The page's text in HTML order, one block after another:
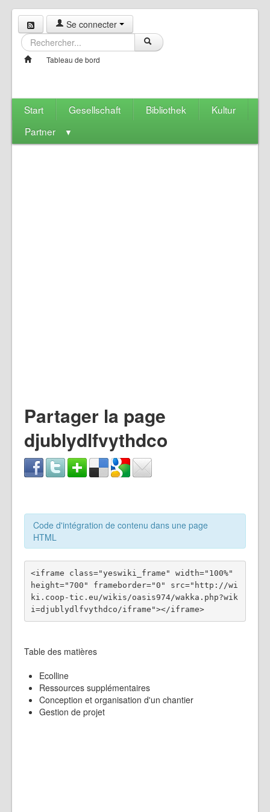
Se connecter
Tableau de bord
Start Gesellschaft Bibliothek
Kultur
Partner
▼
Partager la page
djublydlfvythdco
Code d'intégration de contenu dans une page
HTML
<iframe class="yeswiki_frame" width="100%"
height="700" frameborder="0" src="http://wi
ki.coop-tic.eu/wikis/oasis974/wakka.php?wik
i=djublydlfvythdco/iframe"></iframe>
Table des matières
Ecolline
Ressources supplémentaires
Conception et organisation d'un chantier
Gestion de projet